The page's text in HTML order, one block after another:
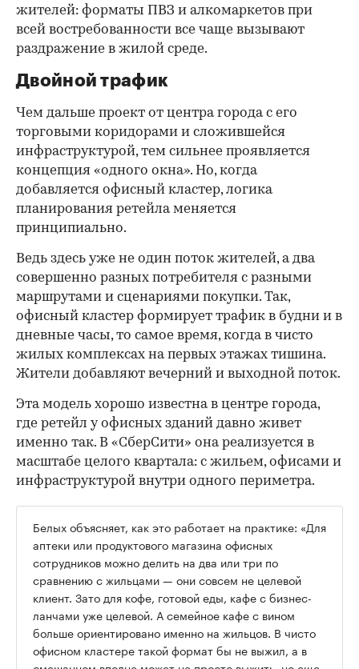
жителей: форматы ПВЗ и алкомаркетов при
всей востребованности все чаще вызывают
раздражение в жилой среде.
Двойной трафик
Чем дальше проект от центра города с его
торговыми коридорами и сложившейся
инфраструктурой, тем сильнее проявляется
концепция «одного окна». Но, когда
добавляется офисный кластер, логика
планирования ретейла меняется
принципиально.
Ведь здесь уже не один поток жителей, а два
совершенно разных потребителя с разными
маршрутами и сценариями покупки. Так,
офисный кластер формирует трафик в будни и в
дневные часы, то самое время, когда в чисто
жилых комплексах на первых этажах тишина.
Жители добавляют вечерний и выходной поток.
Эта модель хорошо известна в центре города,
где ретейл у офисных зданий давно живет
именно так. В «СберСити» она реализуется в
масштабе целого квартала: с жильем, офисами и
инфраструктурой внутри одного периметра.
Белых объясняет, как это работает на практике: «Для
аптеки или продуктового магазина офисных
сотрудников можно делить на два или три по
сравнению с жильцами — они совсем не целевой
клиент. Зато для кофе, готовой еды, кафе с бизнес-
ланчами уже целевой. А семейное кафе с вином
больше ориентировано именно на жильцов. В чисто
офисном кластере такой формат бы не выжил, а в